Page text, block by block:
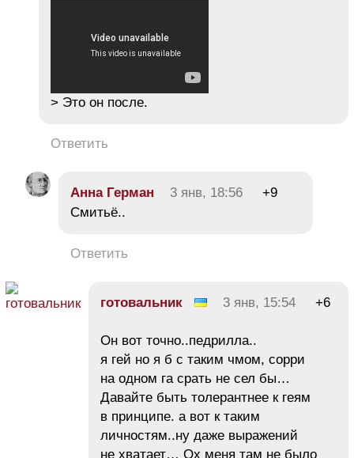
> Это он после.
Ответить
Анна Герман 3 янв, 18:56
+9
Смитьё..
Ответить
готовальник 3 янв, 15:54 +6
Он вот точно..педрилла..
я гей но я б с таким чмом, сорри
на одном га срать не сел бы…
Давайте быть толерантнее к геям
в принципе. а вот к таким
личностям..ну даже выражений
не хватает… Ох меня там не было